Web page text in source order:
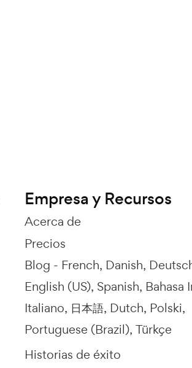
Empresa y Recursos
Acerca de
Precios
Blog - French Danish
English (US) Spanish Bahasa
Italiano 日本語 Dutch Polski
Portuguese (Brazil) Türkçe
Historias de éxito